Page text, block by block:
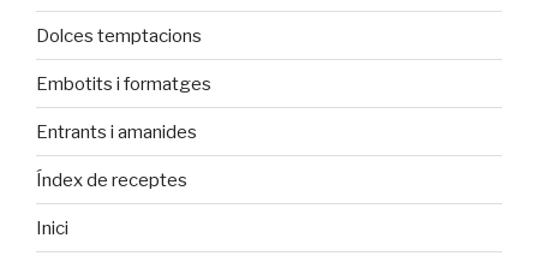
Dolces temptacions
Embotits i formatges
Entrants i amanides
Índex de receptes
Inici